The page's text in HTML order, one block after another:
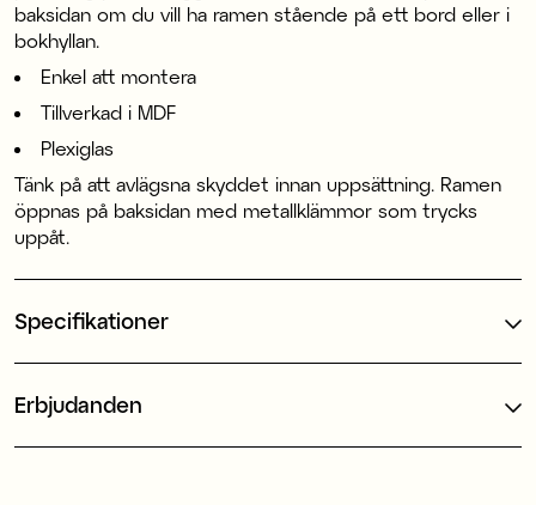
baksidan om du vill ha ramen stående på ett bord eller i
bokhyllan.
Enkel att montera
Tillverkad i MDF
Plexiglas
Tänk på att avlägsna skyddet innan uppsättning. Ramen
öppnas på baksidan med metallklämmor som trycks
uppåt.
Specifikationer
Erbjudanden